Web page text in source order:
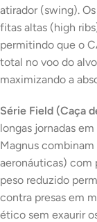
atirador (swing).
fitas altas (high ribs
permitindo que o
total no voo do
maximizando a
Série Field (Caça
longas jornadas
Magnus
aeronáuticas) com
peso reduzido
contra presas em
ético sem exaurir